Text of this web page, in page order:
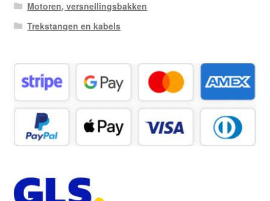
Motoren, versnellingsbakken
Trekstangen en kabels